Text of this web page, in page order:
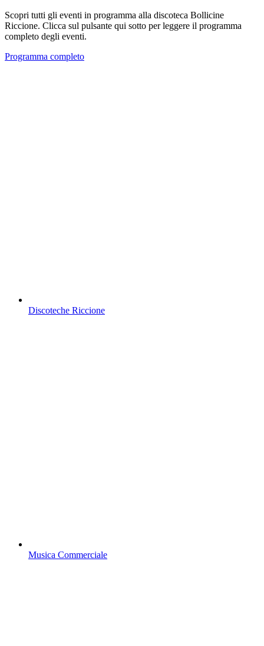
Scopri tutti gli eventi in programma alla discoteca Bollicine
Riccione. Clicca sul pulsante qui sotto per leggere il programma
completo degli eventi.
Programma completo
Discoteche Riccione
Musica Commerciale